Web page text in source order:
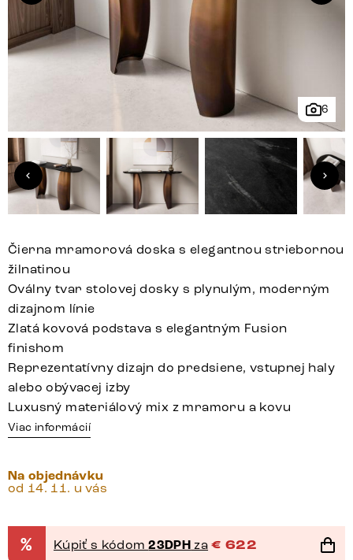
6
Čierna mramorová doska s elegantnou striebornou
žilnatinou
Oválny tvar stolovej dosky s plynulým, moderným
dizajnom línie
Zlatá kovová podstava s elegantným Fusion
finishom
Reprezentatívny dizajn do predsiene, vstupnej haly
alebo obývacej izby
Luxusný materiálový mix z mramoru a kovu
Viac informácií
Na objednávku
od 14. 11. u vás
% Kúpiť s kódom23DPH za € 622